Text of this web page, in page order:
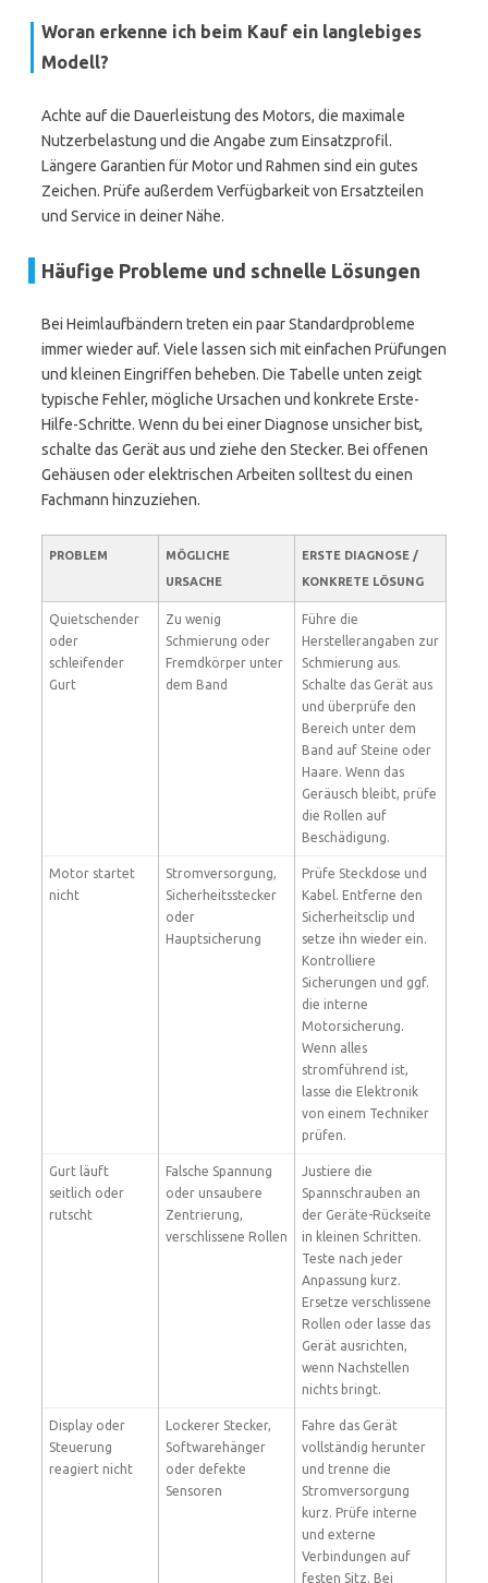
Woran erkenne ich beim Kauf ein langlebiges
Modell?
Achte auf die Dauerleistung des Motors, die maximale
Nutzerbelastung und die Angabe zum Einsatzprofil.
Längere Garantien für Motor und Rahmen sind ein gutes
Zeichen. Prüfe außerdem Verfügbarkeit von Ersatzteilen
und Service in deiner Nähe.
Häufige Probleme und schnelle Lösungen
Bei Heimlaufbändern treten ein paar Standardprobleme
immer wieder auf. Viele lassen sich mit einfachen Prüfungen
und kleinen Eingriffen beheben. Die Tabelle unten zeigt
typische Fehler, mögliche Ursachen und konkrete Erste-
Hilfe-Schritte. Wenn du bei einer Diagnose unsicher bist,
schalte das Gerät aus und ziehe den Stecker. Bei offenen
Gehäusen oder elektrischen Arbeiten solltest du einen
Fachmann hinzuziehen.
PROBLEM
MÖGLICHE
URSACHE
ERSTE DIAGNOSE /
KONKRETE LÖSUNG
Quietschender
oder
schleifender
Gurt
Zu wenig
Schmierung oder
Fremdkörper unter
dem Band
Führe die
Herstellerangaben zur
Schmierung aus.
Schalte das Gerät aus
und überprüfe den
Bereich unter dem
Band auf Steine oder
Haare. Wenn das
Geräusch bleibt, prüfe
die Rollen auf
Beschädigung.
Motor startet
nicht
Stromversorgung,
Sicherheitsstecker
oder
Hauptsicherung
Prüfe Steckdose und
Kabel. Entferne den
Sicherheitsclip und
setze ihn wieder ein.
Kontrolliere
Sicherungen und ggf.
die interne
Motorsicherung.
Wenn alles
stromführend ist,
lasse die Elektronik
von einem Techniker
prüfen.
Gurt läuft
seitlich oder
rutscht
Falsche Spannung
oder unsaubere
Zentrierung,
verschlissene Rollen
Justiere die
Spannschrauben an
der Geräte-Rückseite
in kleinen Schritten.
Teste nach jeder
Anpassung kurz.
Ersetze verschlissene
Rollen oder lasse das
Gerät ausrichten,
wenn Nachstellen
nichts bringt.
Display oder
Steuerung
reagiert nicht
Lockerer Stecker,
Softwarehänger
oder defekte
Sensoren
Fahre das Gerät
vollständig herunter
und trenne die
Stromversorgung
kurz. Prüfe interne
und externe
Verbindungen auf
festen Sitz. Bei